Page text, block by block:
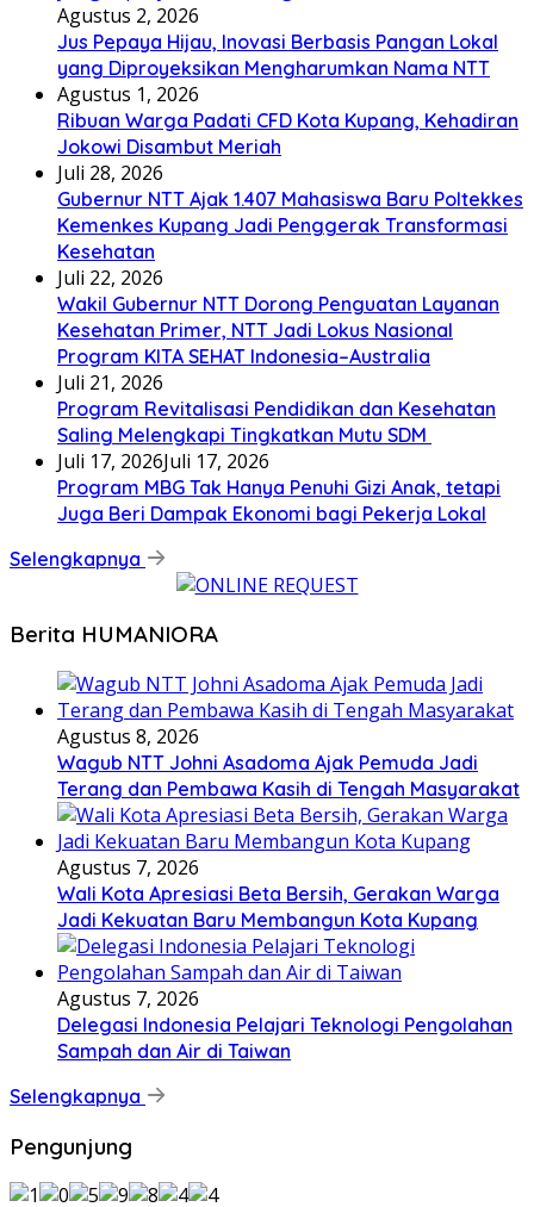
Agustus 2, 2026
Jus Pepaya Hijau, Inovasi Berbasis Pangan Lokal
yang Diproyeksikan Mengharumkan Nama NTT
Agustus 1, 2026
Ribuan Warga Padati CFD Kota Kupang, Kehadiran
Jokowi Disambut Meriah
Juli 28, 2026
Gubernur NTT Ajak 1.407 Mahasiswa Baru Poltekkes
Kemenkes Kupang Jadi Penggerak Transformasi
Kesehatan
Juli 22, 2026
Wakil Gubernur NTT Dorong Penguatan Layanan
Kesehatan Primer, NTT Jadi Lokus Nasional
Program KITA SEHAT Indonesia–Australia
Juli 21, 2026
Program Revitalisasi Pendidikan dan Kesehatan
Saling Melengkapi Tingkatkan Mutu SDM
Juli 17, 2026Juli 17, 2026
Program MBG Tak Hanya Penuhi Gizi Anak, tetapi
Juga Beri Dampak Ekonomi bagi Pekerja Lokal
Selengkapnya
Berita HUMANIORA
Agustus 8, 2026
Wagub NTT Johni Asadoma Ajak Pemuda Jadi
Terang dan Pembawa Kasih di Tengah Masyarakat
Agustus 7, 2026
Wali Kota Apresiasi Beta Bersih, Gerakan Warga
Jadi Kekuatan Baru Membangun Kota Kupang
Agustus 7, 2026
Delegasi Indonesia Pelajari Teknologi Pengolahan
Sampah dan Air di Taiwan
Selengkapnya
Pengunjung